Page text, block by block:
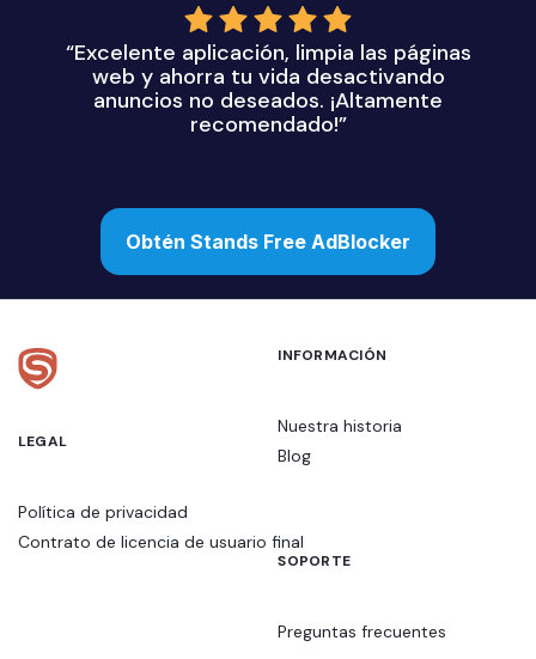
“Excelente aplicación, limpia las páginas
web y ahorra tu vida desactivando
anuncios no deseados. ¡Altamente
recomendado!”
Obtén Stands Free AdBlocker
INFORMACIÓN
Nuestra historia
Blog
LEGAL
Política de privacidad
Contrato de licencia de usuario final
SOPORTE
Preguntas frecuentes